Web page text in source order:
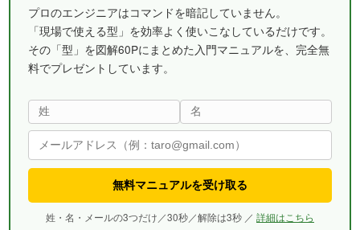
プロのエンジニアはコマンドを暗記していません。
「現場で使える型」を効率よく使いこなしているだけです。
その「型」を図解60Pにまとめた入門マニュアルを、完全無
料でプレゼントしています。
無料マニュアルを受け取る
姓・名・メールの3つだけ／30秒／解除は3秒 ／ 詳細はこちら